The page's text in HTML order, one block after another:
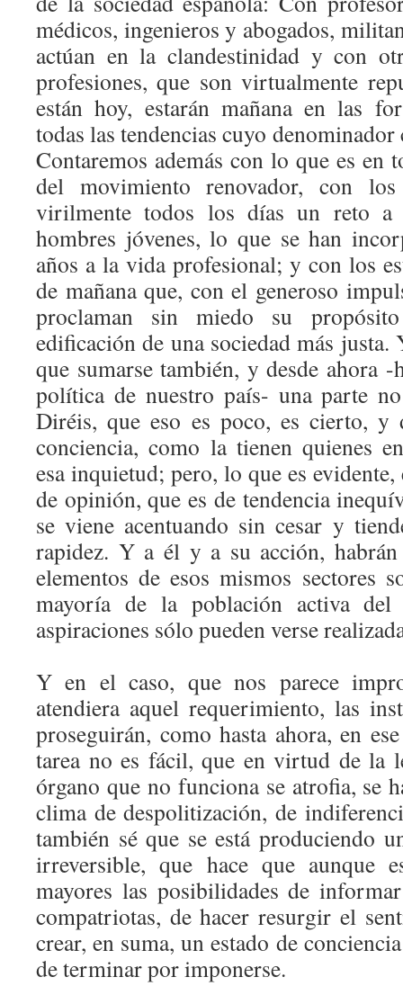
médicos, ingenieros y abogados,
actúan en la clandestinidad y con
profesiones, que son virtualmente
están hoy, estarán mañana en las
todas las tendencias cuyo
Contaremos además con lo que es en
del movimiento renovador, con
virilmente todos los días un reto
hombres jóvenes, lo que se han
años a la vida profesional; y con los
de mañana que, con el generoso
proclaman sin miedo su
edificación de una sociedad más justa.
que sumarse también, y desde ahora
política de nuestro país- una parte
Diréis, que eso es poco, es cierto, y
conciencia, como la tienen quienes
esa inquietud; pero, lo que es
de opinión, que es de tendencia
se viene acentuando sin cesar y
rapidez. Y a él y a su acción,
elementos de esos mismos sectores
mayoría de la población activa del
aspiraciones sólo pueden verse
Y en el caso, que nos parece
atendiera aquel requerimiento, las
proseguirán, como hasta ahora, en
tarea no es fácil, que en virtud de la
órgano que no funciona se atrofia, se
clima de despolitización, de
también sé que se está produciendo
irreversible, que hace que aunque
mayores las posibilidades de
compatriotas, de hacer resurgir el
crear, en suma, un estado de
de terminar por imponerse.